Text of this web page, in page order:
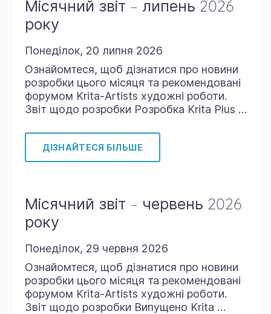
Місячний звіт – липень 2026
року
Понеділок, 20 липня 2026
Ознайомтеся, щоб дізнатися про новини
розробки цього місяця та рекомендовані
форумом Krita-Artists художні роботи.
Звіт щодо розробки Розробка Krita Plus …
ДІЗНАЙТЕСЯ БІЛЬШЕ
Місячний звіт – червень 2026
року
Понеділок, 29 червня 2026
Ознайомтеся, щоб дізнатися про новини
розробки цього місяця та рекомендовані
форумом Krita-Artists художні роботи.
Звіт щодо розробки Випущено Krita …